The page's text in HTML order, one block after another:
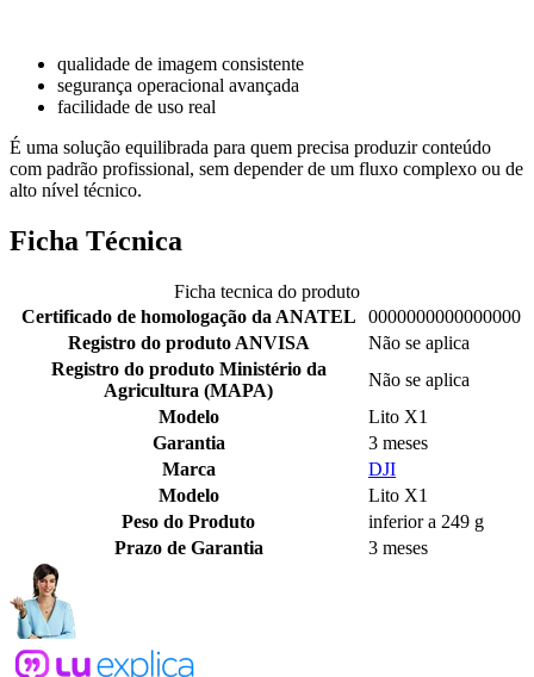
qualidade de imagem consistente
segurança operacional avançada
facilidade de uso real
É uma solução equilibrada para quem precisa produzir conteúdo
com padrão profissional, sem depender de um fluxo complexo ou de
alto nível técnico.
Ficha Técnica
Ficha tecnica do produto
Certificado de homologação da ANATEL
0000000000000000
Registro do produto ANVISA
Não se aplica
Registro do produto Ministério da
Agricultura (MAPA)
Não se aplica
Modelo
Lito X1
Garantia
3 meses
Marca
DJI
Modelo
Lito X1
Peso do Produto
inferior a 249 g
Prazo de Garantia
3 meses